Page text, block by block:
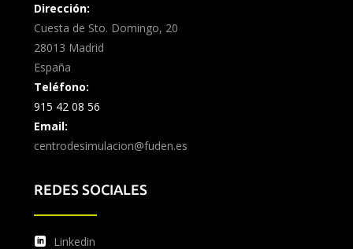
Dirección:
Cuesta de Sto. Domingo, 20
28013 Madrid
España
Teléfono:
915 42 08 56
Email:
centrodesimulacion@fuden.es
REDES SOCIALES
Linkedin